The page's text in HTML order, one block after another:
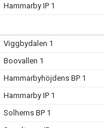
Hammarby IP 1
Viggbydalen 1
Boovallen 1
Hammarbyhöjdens BP 1
Hammarby IP 1
Solhems BP 1